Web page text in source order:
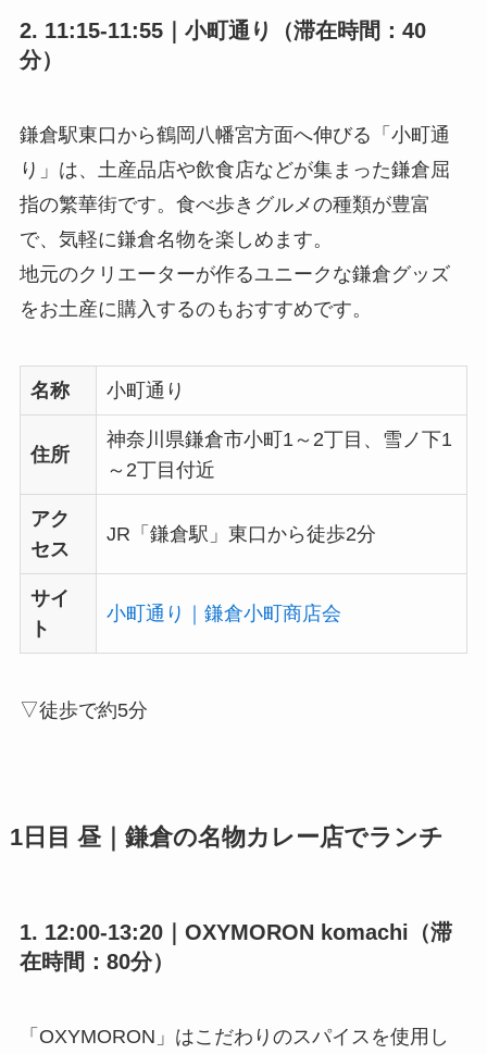
2. 11:15-11:55｜小町通り（滞在時間：40
分）
鎌倉駅東口から鶴岡八幡宮方面へ伸びる「小町通
り」は、土産品店や飲食店などが集まった鎌倉屈
指の繁華街です。食べ歩きグルメの種類が豊富
で、気軽に鎌倉名物を楽しめます。
地元のクリエーターが作るユニークな鎌倉グッズ
をお土産に購入するのもおすすめです。
名称 小町通り
住所
神奈川県鎌倉市小町1～2丁目、雪ノ下1
～2丁目付近
アク
セス
JR「鎌倉駅」東口から徒歩2分
サイ
ト
小町通り｜鎌倉小町商店会
▽徒歩で約5分
1日目 昼｜鎌倉の名物カレー店でランチ
1. 12:00-13:20｜OXYMORON komachi（滞
在時間：80分）
「OXYMORON」はこだわりのスパイスを使用し